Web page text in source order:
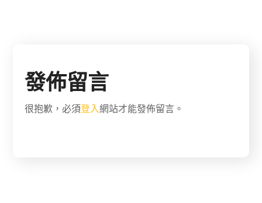
發佈留言
很抱歉，必須登入網站才能發佈留言。